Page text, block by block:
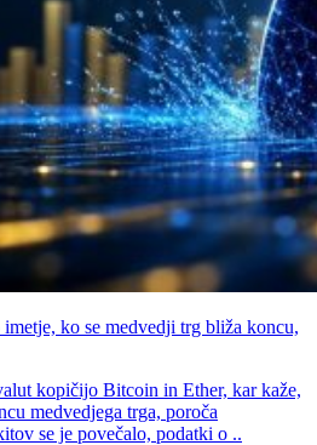
ko se medvedji trg bliža koncu,
kopičijo Bitcoin in Ether, kar kaže,
medvedjega trga, poroča
se je povečalo, podatki o ..